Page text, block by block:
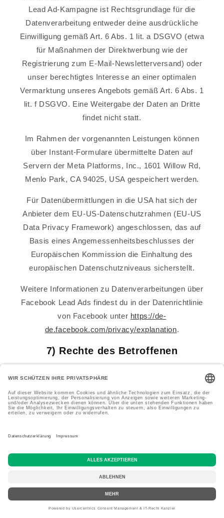
Lead Ad-Kampagne ist Rechtsgrundlage für die
Datenverarbeitung entweder deine ausdrückliche
Einwilligung gemäß Art. 6 Abs. 1 lit. a DSGVO (etwa
für Maßnahmen der Direktwerbung wie der
Registrierung zum E-Mail-Newsletterversand) oder
unser berechtigtes Interesse an einer optimalen
Vermarktung unseres Angebots gemäß Art. 6 Abs. 1
lit. f DSGVO. Eine Weitergabe der Daten an Dritte
findet nicht statt.
Im Rahmen der vorgenannten Leistungen können
über Instant-Formulare übermittelte Daten auf
Servern der Meta Platforms, Inc., 1601 Willow Rd,
Menlo Park, CA 94025, USA gespeichert werden.
Für Datenübermittlungen in die USA hat sich der
Anbieter dem EU-US-Datenschutzrahmen (EU-US
Data Privacy Framework) angeschlossen, das auf
Basis eines Angemessenheitsbeschlusses der
Europäischen Kommission die Einhaltung des
europäischen Datenschutzniveaus sicherstellt.
Weitere Informationen zu Datenverarbeitungen über
Facebook Lead Ads findest du in der Datenrichtlinie
von Facebook unter https://de-
de.facebook.com/privacy/explanation.
7) Rechte des Betroffenen
Verarbeitung deiner personenbezogenen Daten
umfassende Betroffenenrechte (Auskunfts- und
Auskunftsrecht gemäß Art. 15 DSGVO;
Recht auf Berichtigung gemäß Art. 16 DSGVO;
Recht auf Löschung gemäß Art. 17 DSGVO;
Recht auf Einschränkung der Verarbeitung